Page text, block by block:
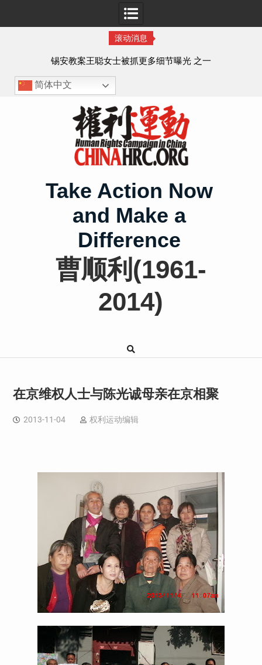
滚动消息
锡安教案王聪女士被抓更多细节曝光 之一
简体中文
Take Action Now
and Make a
Difference
曹顺利(1961-
2014)
在京维权人士与陈光诚母亲在京相聚
2013-11-04 权利运动编辑